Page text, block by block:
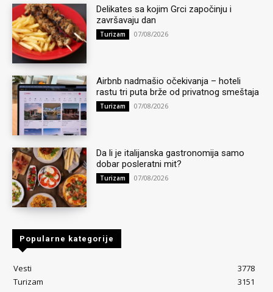
Delikates sa kojim Grci započinju i
završavaju dan
Turizam 07/08/2026
Airbnb nadmašio očekivanja – hoteli
rastu tri puta brže od privatnog smeštaja
Turizam 07/08/2026
Da li je italijanska gastronomija samo
dobar posleratni mit?
Turizam 07/08/2026
Popularne kategorije
Vesti
3778
Turizam
3151